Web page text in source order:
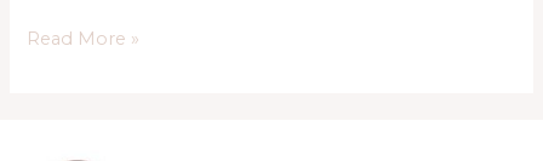
Read More »